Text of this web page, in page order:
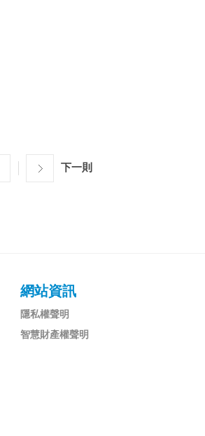
下一則
網站資訊
隱私權聲明
智慧財產權聲明